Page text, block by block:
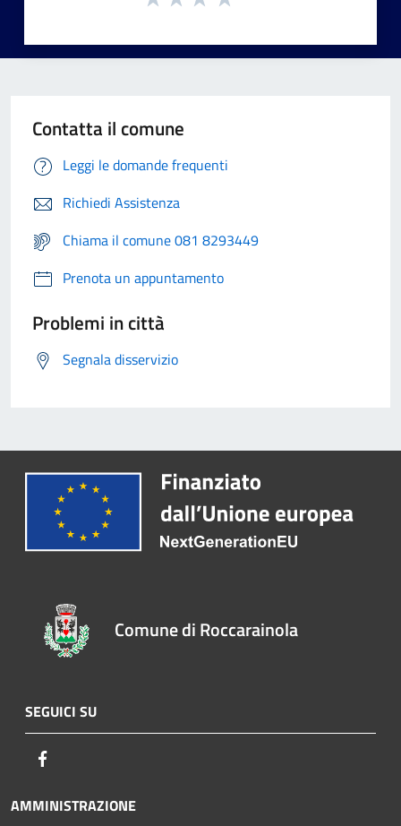
Contatta il comune
Leggi le domande frequenti
Richiedi Assistenza
Chiama il comune 081 8293449
Prenota un appuntamento
Problemi in città
Segnala disservizio
Comune di Roccarainola
SEGUICI SU
AMMINISTRAZIONE